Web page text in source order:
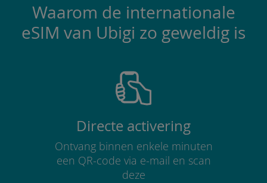
Waarom de internationale
eSIM van Ubigi zo geweldig is
Directe activering
Ontvang binnen enkele minuten
een QR-code via e-mail en scan
deze